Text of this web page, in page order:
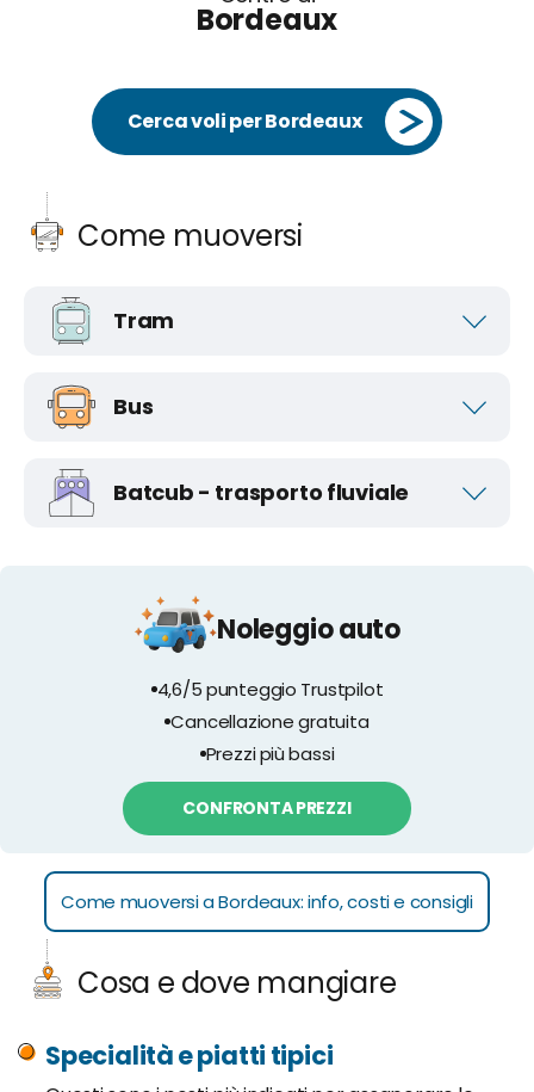
Cerca voli per Bordeaux
Come muoversi
Tram
Bus
Batcub - trasporto fluviale
Noleggio auto
4,6/5 punteggio Trustpilot
Cancellazione gratuita
Prezzi più bassi
CONFRONTA PREZZI
Come muoversi a Bordeaux: info, costi e consigli
Cosa e dove mangiare
Specialità e piatti tipici